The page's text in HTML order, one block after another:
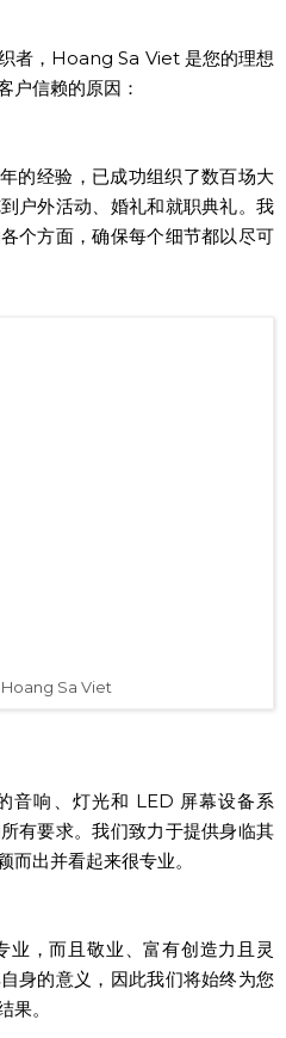
者，Hoang Sa Viet 是您的理想
户信赖的原因：
的经验，已成功组织了数百场大
户外活动、婚礼和就职典礼。我
个方面，确保每个细节都以尽可
Hoang Sa Viet
音响、灯光和 LED 屏幕设备系
有要求。我们致力于提供身临其
而出并看起来很专业。
，而且敬业、富有创造力且灵
身的意义，因此我们将始终为您
果。